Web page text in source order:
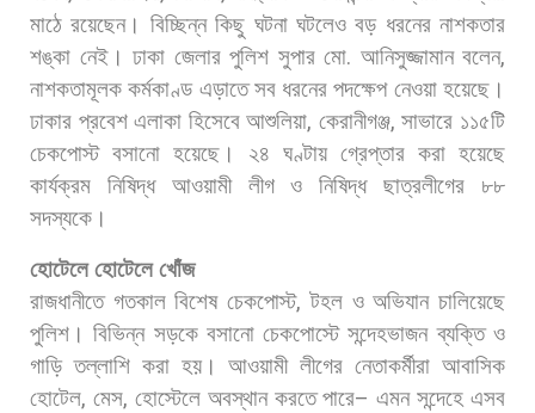
মাঠে রয়েছেন। বিচ্ছিন্ন কিছু ঘটনা ঘটলেও বড় ধরনের নাশকতার
শঙ্কা নেই। ঢাকা জেলার পুলিশ সুপার মো. আনিসুজ্জামান বলেন,
নাশকতামূলক কর্মকাণ্ড এড়াতে সব ধরনের পদক্ষেপ নেওয়া হয়েছে।
ঢাকার প্রবেশ এলাকা হিসেবে আশুলিয়া, কেরানীগঞ্জ,সাভারে ১১৫টি
চেকপোস্ট বসানো হয়েছে। ২৪ ঘণ্টায় গ্রেপ্তার করা হয়েছে
কার্যক্রম
নিষিদ্ধ আওয়ামী লীগ ও নিষিদ্ধ ছাত্রলীগের
৮৮
সদস্যকে।
হোটেলে হোটেলে খোঁজ
রাজধানীতে গতকাল বিশেষ চেকপোস্ট,টহল ও অভিযান চালিয়েছে
পুলিশ। বিভিন্ন সড়কে বসানো চেকপোস্টে সন্দেহভাজন ব্যক্তি ও
গাড়ি তল্লাশি করা হয়। আওয়ামী লীগের নেতাকর্মীরা আবাসিক
হোটেল, মেস, হোস্টেলে অবস্থান করতে পারে–এমন সন্দেহে এসব